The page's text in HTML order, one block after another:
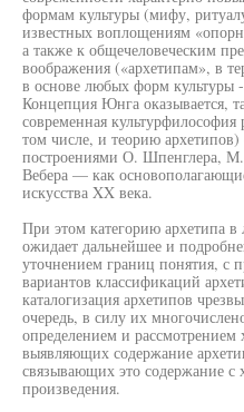
формам культуры (мифу,
известных воплощениям
а также к общечеловеческим
воображения («архетипам», в
в основе любых форм культуры
Концепция Юнга оказывается,
современная культурфилософия
том числе, и теорию
построениями О. Шпенглера,
Вебера — как
искусства XX века.
При этом категорию архетипа
ожидает дальнейшее и
уточнением границ понятия, с
вариантов классификаций
каталогизация архетипов
очередь, в силу их
определением и
выявляющих содержание
связывающих это содержание
произведения.